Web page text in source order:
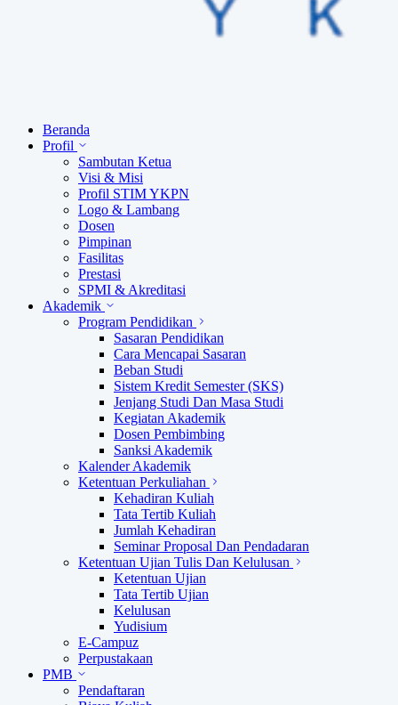
Beranda
Profil
Sambutan Ketua
Visi & Misi
Profil STIM YKPN
Logo & Lambang
Dosen
Pimpinan
Fasilitas
Prestasi
SPMI & Akreditasi
Akademik
Program Pendidikan
Sasaran Pendidikan
Cara Mencapai Sasaran
Beban Studi
Sistem Kredit Semester (SKS)
Jenjang Studi Dan Masa Studi
Kegiatan Akademik
Dosen Pembimbing
Sanksi Akademik
Kalender Akademik
Ketentuan Perkuliahan
Kehadiran Kuliah
Tata Tertib Kuliah
Jumlah Kehadiran
Seminar Proposal Dan Pendadaran
Ketentuan Ujian Tulis Dan Kelulusan
Ketentuan Ujian
Tata Tertib Ujian
Kelulusan
Yudisium
E-Campuz
Perpustakaan
PMB
Pendaftaran